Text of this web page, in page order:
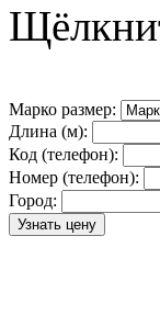
Марко размер:
Длина (м):
Код (телефон):
Номер (телефон):
Город: